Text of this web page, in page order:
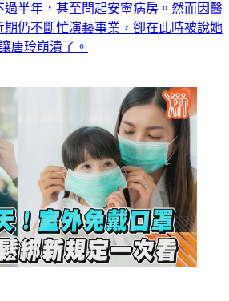
半年，甚至問起安寧病房。然而因醫
期仍不斷忙演藝事業，卻在此時被說她
唐玲崩潰了。